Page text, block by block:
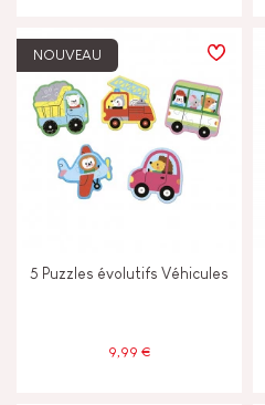
CARACTÉRISTIQUES
Encre végétale
NOUVEAU
5 Puzzles évolutifs Véhicules
9,99 €